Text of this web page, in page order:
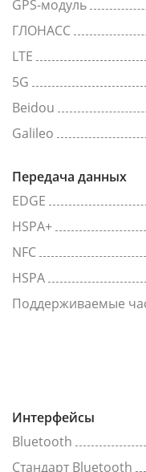
GPS-модуль
ГЛОНАСС
LTE
5G
Beidou
Galileo
Передача данных
EDGE
HSPA+
NFC
HSPA
Поддерживаемые
Интерфейсы
Bluetooth
Стандарт Bluetooth